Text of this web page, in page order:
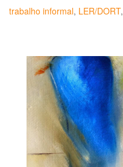
trabalho informal, LER/DORT,